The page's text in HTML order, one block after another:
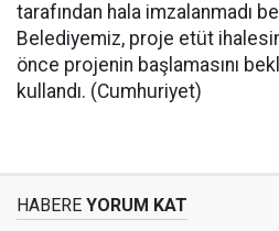
tarafından hala imzalanmadı
Belediyemiz, proje etüt
önce projenin başlamasını
kullandı. (Cumhuriyet)
HABERE YORUM KAT